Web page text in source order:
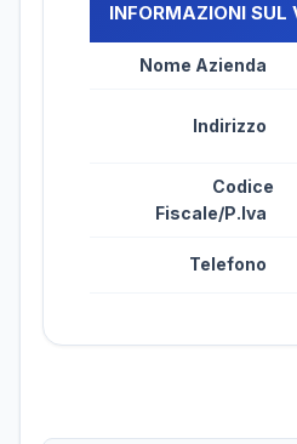
INFORMAZIONI SUL
Nome Azienda
Indirizzo
Codice
Fiscale/P.Iva
Telefono